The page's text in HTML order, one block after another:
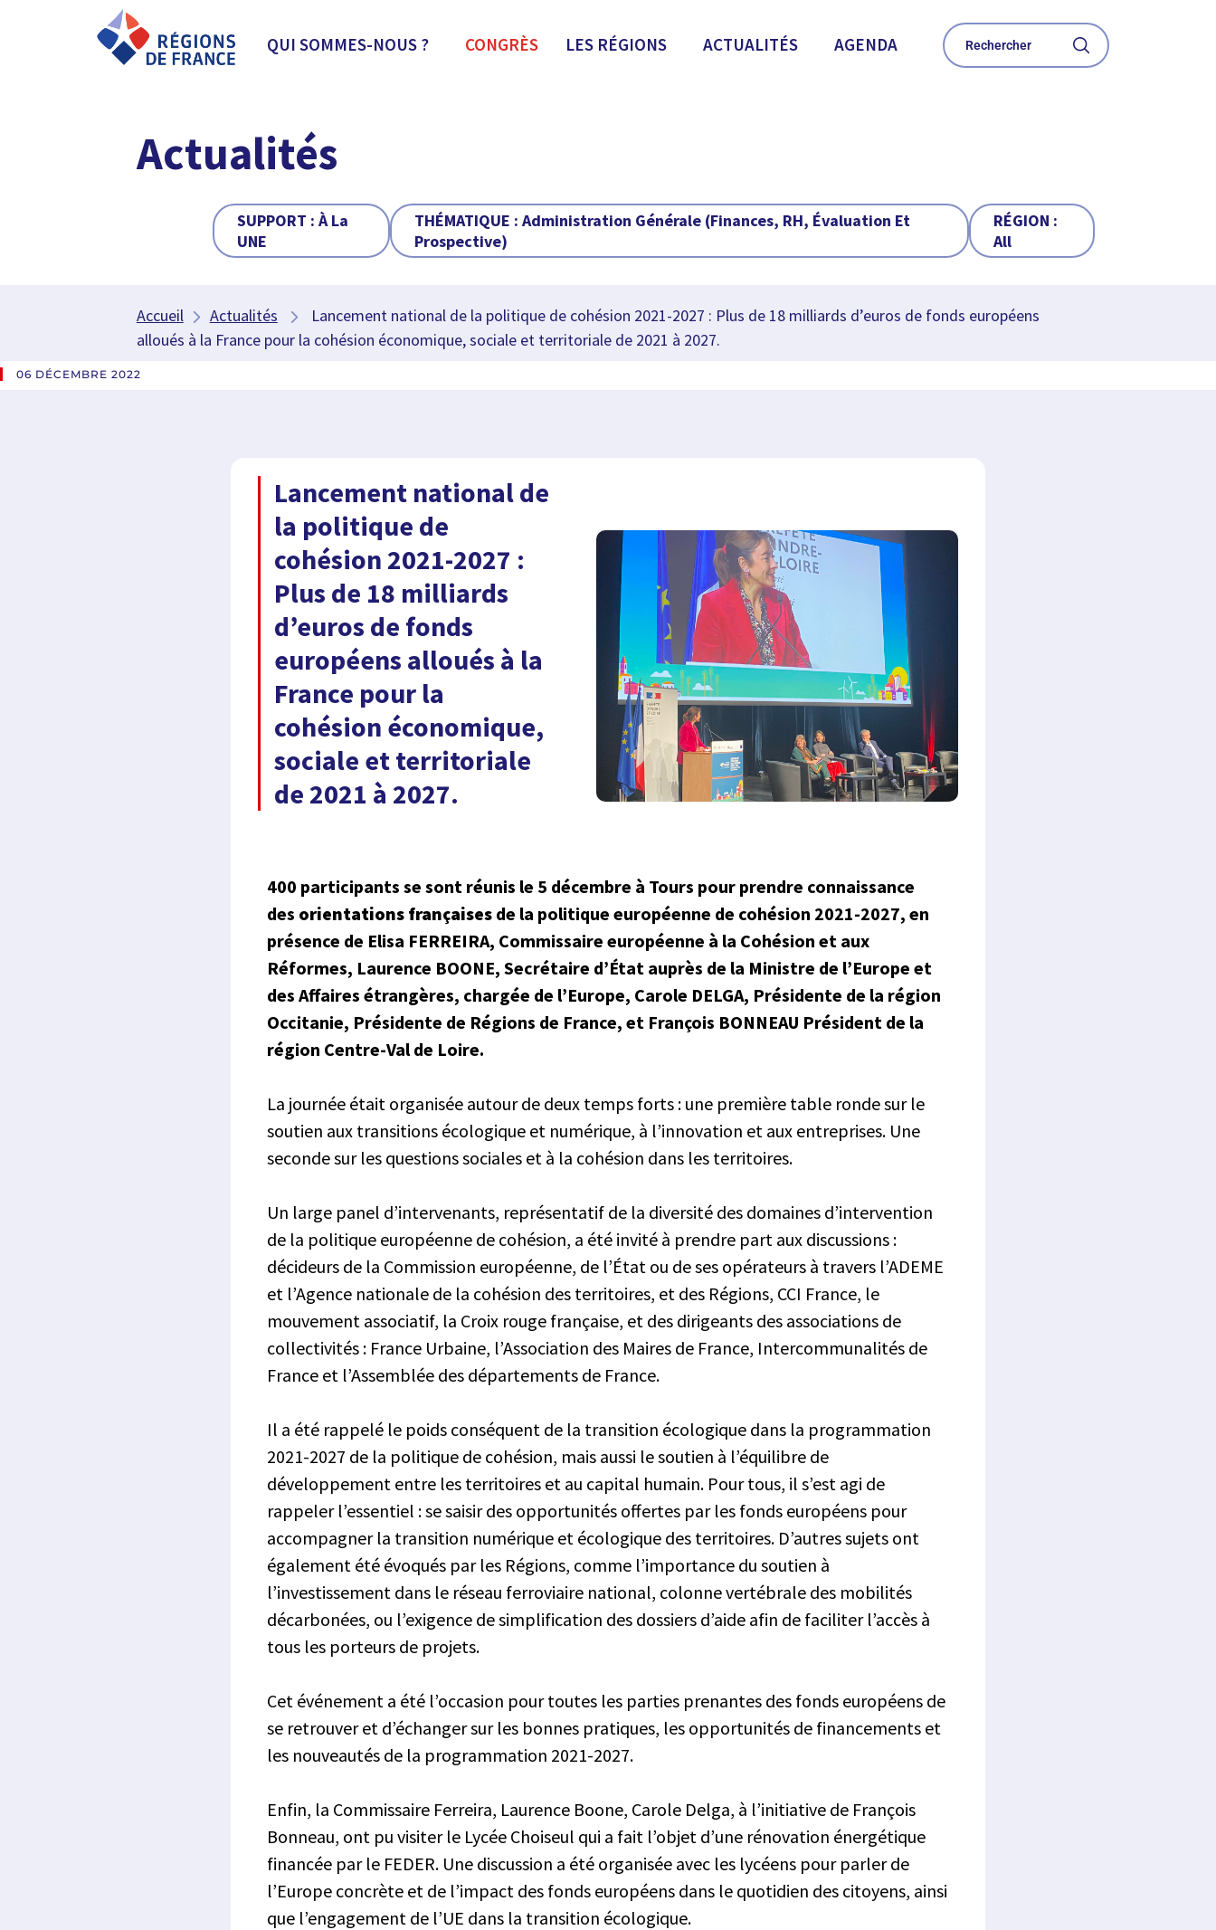
QUI SOMMES-NOUS ? CONGRÈS LES RÉGIONS ACTUALITÉS AGENDA
Actualités
SUPPORT : À La
UNE
THÉMATIQUE :Administration Générale (finances, RH, Évaluation Et
Prospective)
RÉGION :
All
Accueil Actualités
Lancement national de la politique de cohésion 2021-2027 : Plus de 18 milliards d’euros de fonds européens
alloués à la France pour la cohésion économique, sociale et territoriale de 2021 à 2027.
06 DÉCEMBRE 2022
Lancement national de
la politique de
cohésion 2021-2027 :
Plus de 18 milliards
d’euros de fonds
européens alloués à la
France pour la
cohésion économique,
sociale et territoriale
de 2021 à 2027.
400 participants se sont réunis le 5 décembre à Tours pour prendre connaissance
des orientations françaises de la politique européenne de cohésion 2021-2027, en
présence de Elisa FERREIRA, Commissaire européenne à la Cohésion et aux
Réformes, Laurence BOONE, Secrétaire d’État auprès de la Ministre de l’Europe et
des Affaires étrangères, chargée de l’Europe, Carole DELGA, Présidente de la région
Occitanie, Présidente de Régions de France, et François BONNEAU Président de la
région Centre-Val de Loire.
La journée était organisée autour de deux temps forts : une première table ronde sur le
soutien aux transitions écologique et numérique, à l’innovation et aux entreprises. Une
seconde sur les questions sociales et à la cohésion dans les territoires.
Un large panel d’intervenants, représentatif de la diversité des domaines d’intervention
de la politique européenne de cohésion, a été invité à prendre part aux discussions :
décideurs de la Commission européenne, de l’État ou de ses opérateurs à travers l’ADEME
et l’Agence nationale de la cohésion des territoires, et des Régions, CCI France, le
mouvement associatif, la Croix rouge française, et des dirigeants des associations de
collectivités : France Urbaine, l’Association des Maires de France, Intercommunalités de
France et l’Assemblée des départements de France.
Il a été rappelé le poids conséquent de la transition écologique dans la programmation
2021-2027 de la politique de cohésion, mais aussi le soutien à l’équilibre de
développement entre les territoires et au capital humain. Pour tous, il s’est agi de
rappeler l’essentiel : se saisir des opportunités offertes par les fonds européens pour
accompagner la transition numérique et écologique des territoires. D’autres sujets ont
également été évoqués par les Régions, comme l’importance du soutien à
l’investissement dans le réseau ferroviaire national, colonne vertébrale des mobilités
décarbonées, ou l’exigence de simplification des dossiers d’aide afin de faciliter l’accès à
tous les porteurs de projets.
Cet événement a été l’occasion pour toutes les parties prenantes des fonds européens de
se retrouver et d’échanger sur les bonnes pratiques, les opportunités de financements et
les nouveautés de la programmation 2021-2027.
Enfin, la Commissaire Ferreira, Laurence Boone, Carole Delga, à l’initiative de François
Bonneau, ont pu visiter le Lycée Choiseul qui a fait l’objet d’une rénovation énergétique
financée par le FEDER. Une discussion a été organisée avec les lycéens pour parler de
l’Europe concrète et de l’impact des fonds européens dans le quotidien des citoyens, ainsi
que l’engagement de l’UE dans la transition écologique.